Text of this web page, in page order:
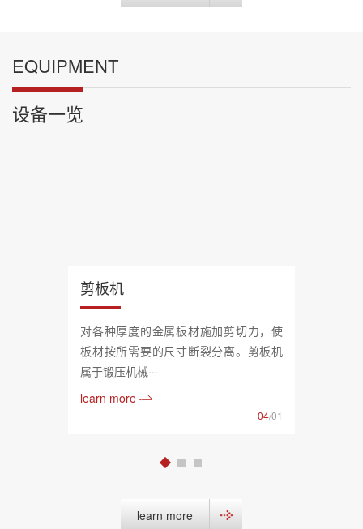
EQUIPMENT
设备一览
剪板机
对各种厚度的金属板材施加剪切力，使
板材按所需要的尺寸断裂分离。剪板机
属于锻压机械···
learn more
04/01
learn more